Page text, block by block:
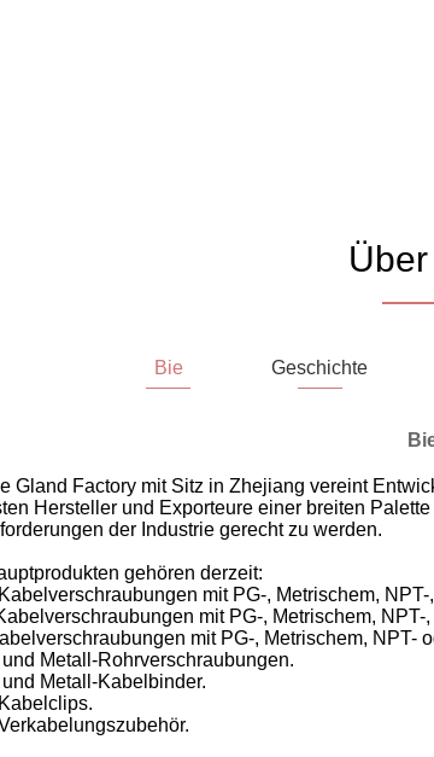
Bie Geschichte
Gland Factory mit Sitz in Zhejiang vereint
Hersteller und Exporteure einer breiten
der Industrie gerecht zu werden.
gehören derzeit:
mit PG-, Metrischem,
mit PG-, Metrischem, NPT-
mit PG-, Metrischem, NPT-
Metall-Rohrverschraubungen.
Metall-Kabelbinder.